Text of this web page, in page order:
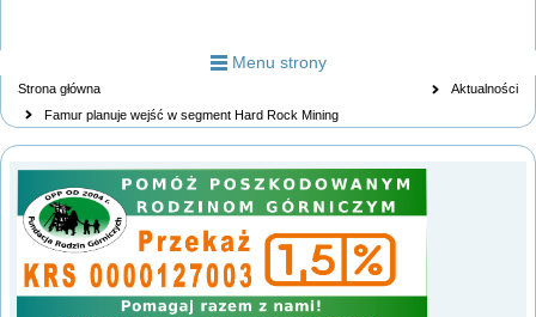
Menu strony
Strona główna
Aktualności
Famur planuje wejść w segment Hard Rock Mining